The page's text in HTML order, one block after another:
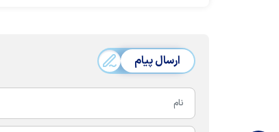
ارسال پیام